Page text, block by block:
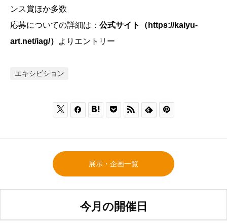
ンス賞ほか多数
応募についての詳細は： 公式サイト（https://kaiyu-
art.net/iag/）
よりエントリー
エキシビション
      
展示・企画一覧
今月の開催日